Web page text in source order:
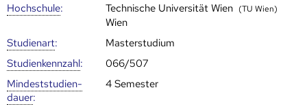
Hoch­schule: Technische Universität Wien (TU Wien)
Wien
Studienart:
Masterstudium
Studien­kenn­zahl:
066/507
Mindest­studien­
dauer:
4 Semester